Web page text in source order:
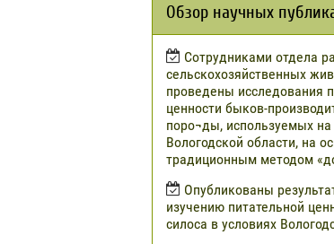
Обзор научных
Сотрудниками отдела
сельскохозяйственных
проведены исследования
ценности быков-
поро¬ды, используемых на
Вологодской области, на
традиционным методом
Опубликованы
изучению питательной
силоса в условиях